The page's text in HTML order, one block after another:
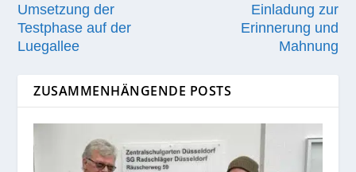
Umsetzung der
Testphase auf der
Luegallee
Einladung zur
Erinnerung und
Mahnung
ZUSAMMENHÄNGENDE POSTS